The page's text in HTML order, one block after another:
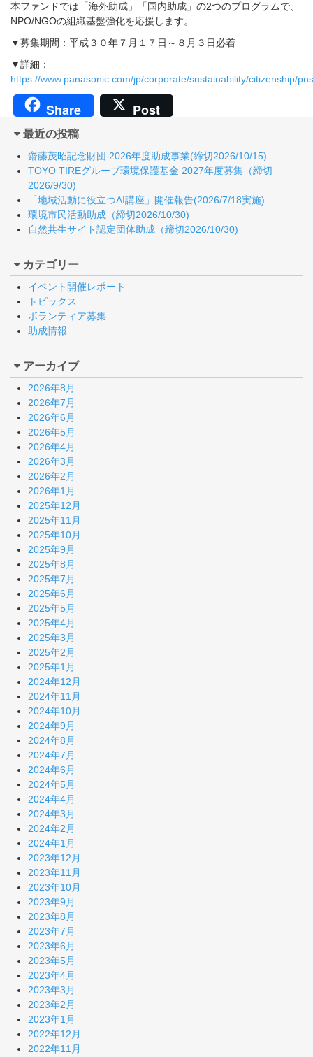
本ファンドでは「海外助成」「国内助成」の2つのプログラムで、
NPO/NGOの組織基盤強化を応援します。
▼募集期間：平成３０年７月１７日～８月３日必着
▼詳細：
https://www.panasonic.com/jp/corporate/sustainability/citizenship/
Share Post
最近の投稿
齋藤茂昭記念財団 2026年度助成事業(締切2026/10/15)
TOYO TIREグループ環境保護基金 2027年度募集（締切
2026/9/30)
「地域活動に役立つAI講座」開催報告(2026/7/18実施)
環境市民活動助成（締切2026/10/30)
自然共生サイト認定団体助成（締切2026/10/30)
カテゴリー
イベント開催レポート
トピックス
ボランティア募集
助成情報
アーカイブ
2026年8月
2026年7月
2026年6月
2026年5月
2026年4月
2026年3月
2026年2月
2026年1月
2025年12月
2025年11月
2025年10月
2025年9月
2025年8月
2025年7月
2025年6月
2025年5月
2025年4月
2025年3月
2025年2月
2025年1月
2024年12月
2024年11月
2024年10月
2024年9月
2024年8月
2024年7月
2024年6月
2024年5月
2024年4月
2024年3月
2024年2月
2024年1月
2023年12月
2023年11月
2023年10月
2023年9月
2023年8月
2023年7月
2023年6月
2023年5月
2023年4月
2023年3月
2023年2月
2023年1月
2022年12月
2022年11月